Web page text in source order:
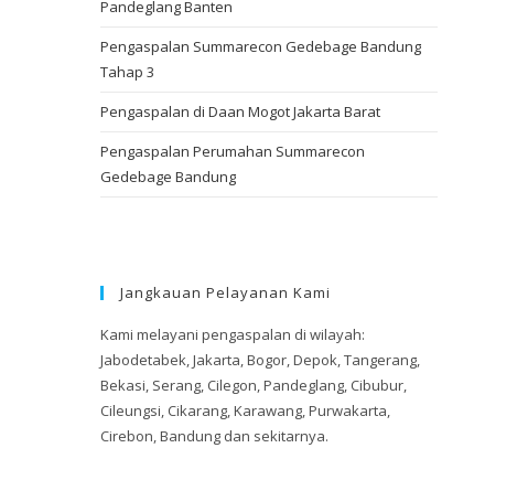
Pandeglang Banten
Pengaspalan Summarecon Gedebage Bandung
Tahap 3
Pengaspalan di Daan Mogot Jakarta Barat
Pengaspalan Perumahan Summarecon
Gedebage Bandung
Jangkauan Pelayanan Kami
Kami melayani pengaspalan di wilayah:
Jabodetabek, Jakarta, Bogor, Depok, Tangerang,
Bekasi, Serang, Cilegon, Pandeglang, Cibubur,
Cileungsi, Cikarang, Karawang, Purwakarta,
Cirebon, Bandung dan sekitarnya.